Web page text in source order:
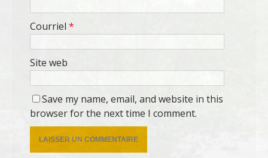
Courriel *
Site web
Save my name, email, and website in this
browser for the next time I comment.